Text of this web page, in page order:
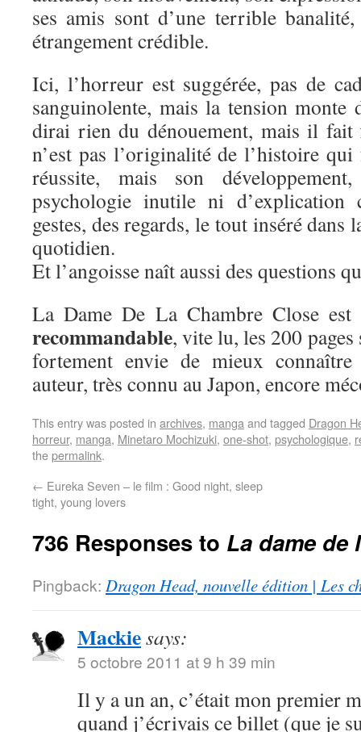
ses amis sont d’une terrible
étrangement crédible.
Ici, l’horreur est suggérée, pas de
sanguinolente, mais la tension monte
dirai rien du dénouement, mais il fait
n’est pas l’originalité de l’histoire
réussite, mais son
psychologie inutile ni d’explication
gestes, des regards, le tout inséré
quotidien.
Et l’angoisse naît aussi des questions
La Dame De La Chambre Close
recommandable, vite lu, les 200
fortement envie de mieux
auteur, très connu au Japon, encore
This entry was posted in archives, manga and tagged Dragon
horreur, manga, Minetaro Mochizuki, one-shot, psychologique,
thepermalink.
← Eureka Seven – le film : Good night, sleep
tight, young lovers
736 Responses to La dame de
Pingback: Dragon Head, nouvelle édition | Les
Mackiesays:
5 octobre 2011 at 9 h 39 min
Il y a un an, c’était mon premier
quand j’écrivais ce billet (que je